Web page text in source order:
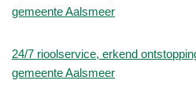
gemeente Aalsmeer
24/7 rioolservice, erkend
gemeente Aalsmeer